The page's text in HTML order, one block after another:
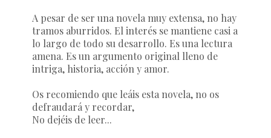
A pesar de ser una novela muy extensa, no hay
tramos aburridos. El interés se mantiene casi a
lo largo de todo su desarrollo. Es una lectura
amena. Es un argumento original lleno de
intriga, historia, acción y amor.
Os recomiendo que leáis esta novela, no os
defraudará y recordar,
No dejéis de leer...